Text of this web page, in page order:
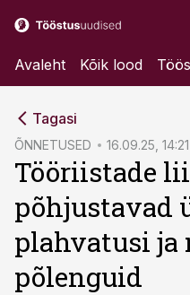
Avaleht Kõik lood
Tagasi
ÕNNETUSED 16.09.25, 14:21
Tööriistade
põhjustavad
plahvatusi ja
põlenguid